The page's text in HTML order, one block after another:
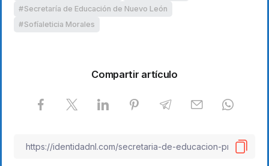
Secretaría de Educación de Nuevo León
Sofíaleticia Morales
Compartir artículo